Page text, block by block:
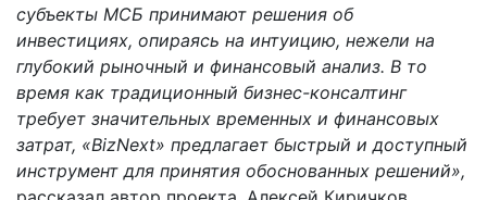
субъекты МСБ принимают решения об
инвестициях, опираясь на интуицию, нежели на
глубокий рыночный и финансовый анализ. В то
время как традиционный бизнес-консалтинг
требует значительных временных и финансовых
затрат, «BizNext» предлагает быстрый и доступный
инструмент для принятия обоснованных решений»,